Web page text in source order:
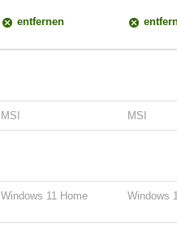
entfernen
MSI MSI
Windows 11 Home Windows